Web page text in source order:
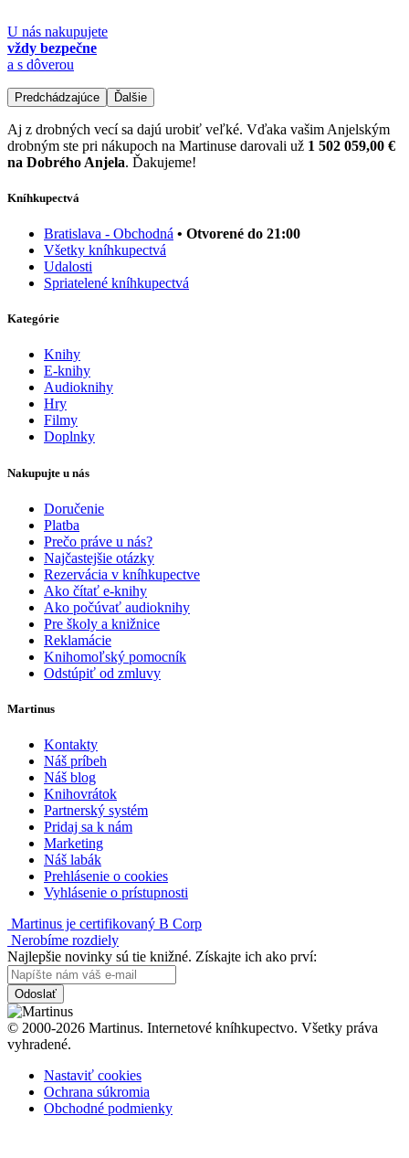
U nás nakupujete
vždy bezpečne
a s dôverou
Predchádzajúce Ďalšie
Aj z drobných vecí sa dajú urobiť veľké. Vďaka vašim Anjelským
drobným ste pri nákupoch na Martinuse darovali už 1 502 059,00 €
na Dobrého Anjela. Ďakujeme!
Kníhkupectvá
Bratislava - Obchodná • Otvorené do 21:00
Všetky kníhkupectvá
Udalosti
Spriatelené kníhkupectvá
Kategórie
Knihy
E-knihy
Audioknihy
Hry
Filmy
Doplnky
Nakupujte u nás
Doručenie
Platba
Prečo práve u nás?
Najčastejšie otázky
Rezervácia v kníhkupectve
Ako čítať e-knihy
Ako počúvať audioknihy
Pre školy a knižnice
Reklamácie
Knihomoľský pomocník
Odstúpiť od zmluvy
Martinus
Kontakty
Náš príbeh
Náš blog
Knihovrátok
Partnerský systém
Pridaj sa k nám
Marketing
Náš labák
Prehlásenie o cookies
Vyhlásenie o prístupnosti
Martinus je certifikovaný B Corp
Nerobíme rozdiely
Najlepšie novinky sú tie knižné. Získajte ich ako prví:
Odoslať
© 2000-2026 Martinus. Internetové kníhkupectvo. Všetky práva
vyhradené.
Nastaviť cookies
Ochrana súkromia
Obchodné podmienky